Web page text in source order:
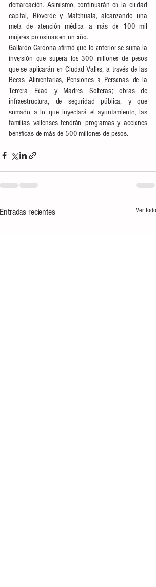
demarcación. Asimismo, continuarán en la ciudad
capital, Rioverde y Matehuala, alcanzando una
meta de atención médica a más de 100 mil
mujeres potosinas en un año.
Gallardo Cardona afirmó que lo anterior se suma la
inversión que supera los 300 millones de pesos
que se aplicarán en Ciudad Valles, a través de las
Becas Alimentarias, Pensiones a Personas de la
Tercera Edad y Madres Solteras; obras de
infraestructura, de seguridad pública, y que
sumado a lo que inyectará el ayuntamiento, las
familias vallenses tendrán programas y acciones
benéficas de más de 500 millones de pesos.
Entradas recientes Ver todo